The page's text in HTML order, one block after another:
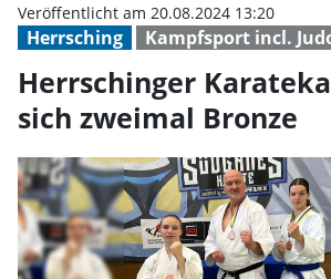
Herrsching Kampfsport incl.
Veröffentlicht am 20.08.2024 13:20
Herrschinger
sich zweimal Bronze